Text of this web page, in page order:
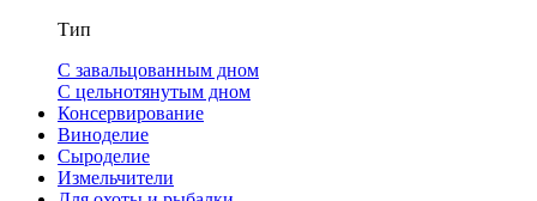
Тип
С завальцованным дном
С цельнотянутым дном
Консервирование
Виноделие
Сыроделие
Измельчители